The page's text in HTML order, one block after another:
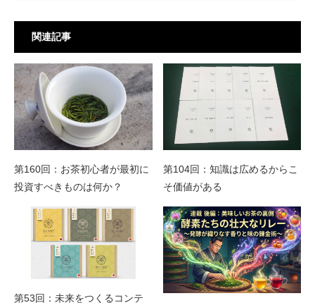
関連記事
第160回：お茶初心者が最初に
投資すべきものは何か？
第104回：知識は広めるからこ
そ価値がある
第53回：未来をつくるコンテ